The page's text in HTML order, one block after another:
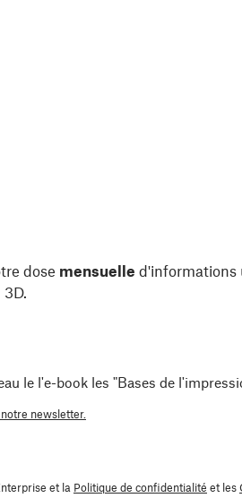
dose mensuelle d'informations
le l'e-book les "Bases de
newsletter.
et la Politique de confidentialité et les